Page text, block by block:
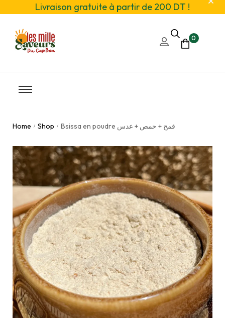
Livraison gratuite à partir de 200 DT !
0
Home / Shop / Bsissa en poudre قمح + حمص + عدس